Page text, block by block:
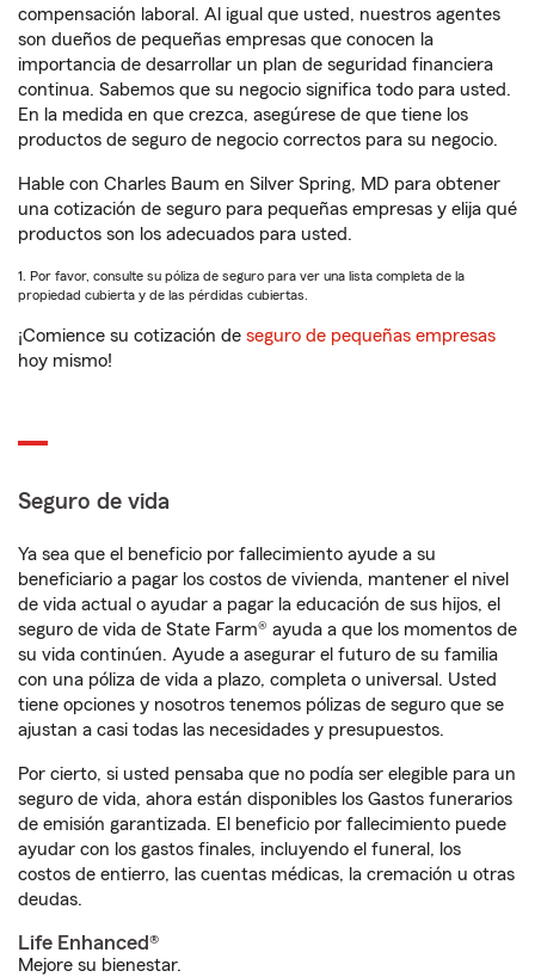
compensación laboral. Al igual que usted, nuestros agentes
son dueños de pequeñas empresas que conocen la
importancia de desarrollar un plan de seguridad financiera
continua. Sabemos que su negocio significa todo para usted.
En la medida en que crezca, asegúrese de que tiene los
productos de seguro de negocio correctos para su negocio.
Hable con Charles Baum en Silver Spring, MD para obtener
una cotización de seguro para pequeñas empresas y elija qué
productos son los adecuados para usted.
1. Por favor, consulte su póliza de seguro para ver una lista completa de la
propiedad cubierta y de las pérdidas cubiertas.
¡Comience su cotización de seguro de pequeñas empresas
hoy mismo!
Seguro de vida
Ya sea que el beneficio por fallecimiento ayude a su
beneficiario a pagar los costos de vivienda, mantener el nivel
de vida actual o ayudar a pagar la educación de sus hijos, el
seguro de vida de State Farm® ayuda a que los momentos de
su vida continúen. Ayude a asegurar el futuro de su familia
con una póliza de vida a plazo, completa o universal. Usted
tiene opciones y nosotros tenemos pólizas de seguro que se
ajustan a casi todas las necesidades y presupuestos.
Por cierto, si usted pensaba que no podía ser elegible para un
seguro de vida, ahora están disponibles los Gastos funerarios
de emisión garantizada. El beneficio por fallecimiento puede
ayudar con los gastos finales, incluyendo el funeral, los
costos de entierro, las cuentas médicas, la cremación u otras
deudas.
Life Enhanced®
Mejore su bienestar.